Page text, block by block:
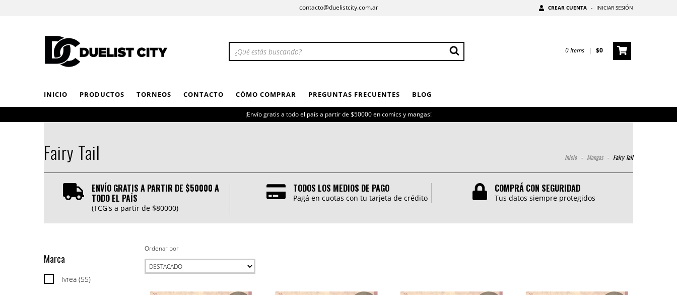
contacto@duelistcity.com.ar CREAR CUENTA - INICIAR SESIÓN
0Items | $0
INICIO PRODUCTOS TORNEOS CONTACTO CÓMO COMPRAR PREGUNTAS FRECUENTES BLOG
¡Envío gratis a todo el país a partir de $50000 en comics y mangas!
Fairy Tail Inicio - Mangas - Fairy Tail
ENVÍO GRATIS A PARTIR DE $50000 A
TODO EL PAÍS
(TCG's a partir de $80000)
TODOS LOS MEDIOS DE PAGO
Pagá en cuotas con tu tarjeta de crédito
COMPRÁ CON SEGURIDAD
Tus datos siempre protegidos
Marca
Ivrea (55)
Ordenar por